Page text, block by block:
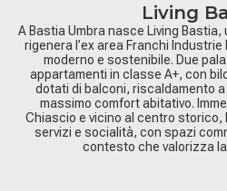
Living
A Bastia Umbra nasce Living
rigenera l’ex area Franchi
moderno e sostenibile. Due
appartamenti in classe A+, con
dotati di balconi, riscaldamento
massimo comfort abitativo.
Chiascio e vicino al centro storico,
servizi e socialità, con spazi
contesto che valorizza